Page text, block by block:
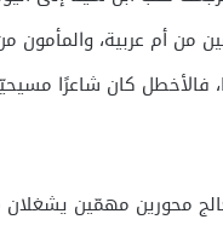
من أم عربية،
كان شاعرًا
محورين مهمّين